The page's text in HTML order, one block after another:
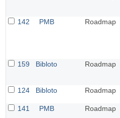
142 PMB Roadmap
159 Bibloto Roadmap
124 Bibloto Roadmap
141 PMB Roadmap